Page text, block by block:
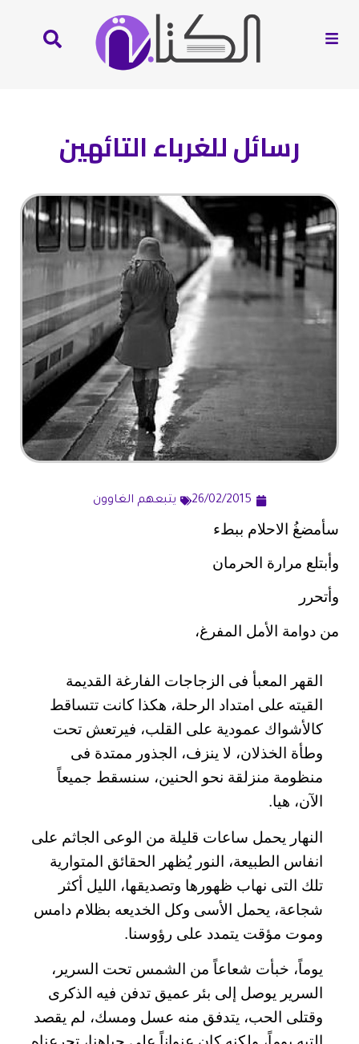
رسائل للغرباء التائهين
26/02/2015 يتبعهم الغاوون
سأمضغُ الاحلام ببطء
و بتلع مرارة الحرمان
وأتحرر
من دوامة الأمل المفرغ،
القهر المعبأ فى الزجاجات الفارغة القديمة
القيته على امتداد الرحلة، هكذا كانت تتساقط
كالأشواك عمودية على القلب، فيرتعش تحت
وطأة الخذلان، لا ينزف، الجذور ممتدة فى
منظومة منزلقة نحو الحنين، سنسقط جميعاً
الآن، هيا.
النهار يحمل ساعات قليلة من الوعى الجاثم على
انفاس الطبيعة، النور يُظهر الحقائق المتوارية
تلك التى نهاب ظهورها وتصديقها، الليل أكثر
شجاعة، يحمل الأسى وكل الخديعه بظلام دامس
وموت مؤقت يتمدد على رؤوسنا.
يوماً، خبأت شعاعاً من الشمس تحت السرير،
السرير يوصل إلى بئر عميق تدفن فيه الذكرى
وقتلى الحب، يتدفق منه عسل ومسك، لم يقصد